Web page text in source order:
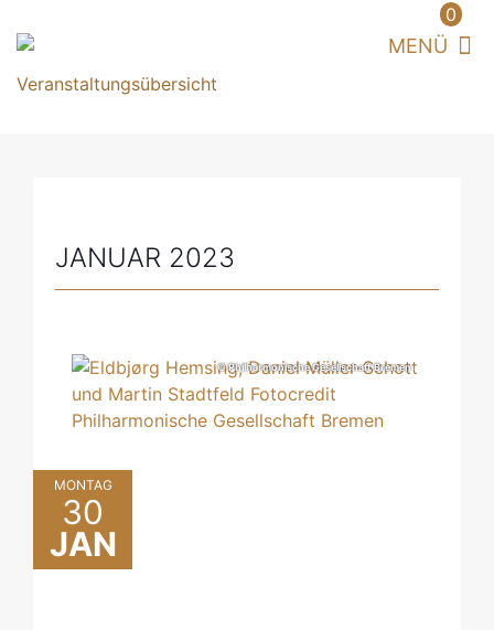
0
JANUAR 2023
MONTAG
30
JAN
© Philharmonische Gesellschaft Bremen